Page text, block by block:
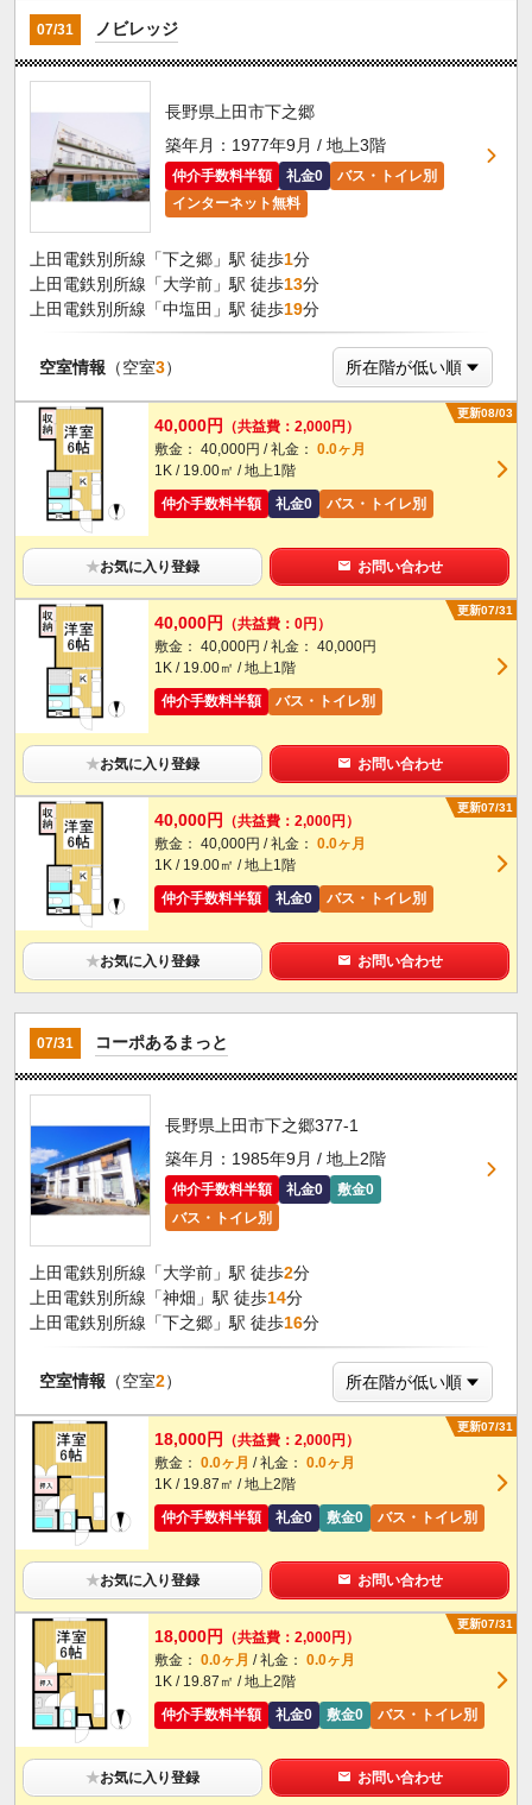
07/31 ノビレッジ
長野県上田市下之郷
築年月：1977年9月 / 地上3階
仲介手数料半額 礼金0
バス・トイレ別
インターネット無料
上田電鉄別所線「下之郷」駅 徒歩1分
上田電鉄別所線「大学前」駅 徒歩13分
上田電鉄別所線「中塩田」駅 徒歩19分
空室情報 （空室3）
更新08/03
40,000円
（共益費：2,000円）
敷金： 40,000円 / 礼金： 0.0ヶ月
1K / 19.00㎡ / 地上1階
仲介手数料半額
礼金0 バス・トイレ別
★お気に入り登録 お問い合わせ
更新07/31
40,000円
（共益費：0円）
敷金： 40,000円 / 礼金： 40,000円
1K / 19.00㎡ / 地上1階
仲介手数料半額
バス・トイレ別
★お気に入り登録 お問い合わせ
更新07/31
40,000円
（共益費：2,000円）
敷金： 40,000円 / 礼金： 0.0ヶ月
1K / 19.00㎡ / 地上1階
仲介手数料半額
礼金0 バス・トイレ別
★お気に入り登録 お問い合わせ
07/31 コーポあるまっと
長野県上田市下之郷377-1
築年月：1985年9月 / 地上2階
仲介手数料半額 礼金0
敷金0
バス・トイレ別
上田電鉄別所線「大学前」駅 徒歩2分
上田電鉄別所線「神畑」駅 徒歩14分
上田電鉄別所線「下之郷」駅 徒歩16分
空室情報 （空室2）
更新07/31
18,000円
（共益費：2,000円）
敷金： 0.0ヶ月 / 礼金： 0.0ヶ月
1K / 19.87㎡ / 地上2階
仲介手数料半額
礼金0 敷金0 バス・トイレ別
★お気に入り登録 お問い合わせ
更新07/31
18,000円
（共益費：2,000円）
敷金： 0.0ヶ月 / 礼金： 0.0ヶ月
1K / 19.87㎡ / 地上2階
仲介手数料半額
礼金0 敷金0 バス・トイレ別
★お気に入り登録 お問い合わせ